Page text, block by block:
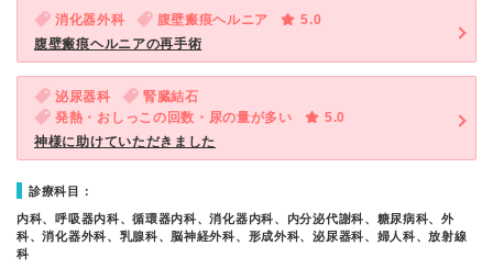
消化器外科 腹壁瘢痕ヘルニア
5.0
腹壁瘢痕ヘルニアの再手術
泌尿器科
腎臓結石
発熱・おしっこの回数・尿の量が多い
5.0
神様に助けていただきました
診療科目：
内科、呼吸器内科、循環器内科、消化器内科、内分泌代謝科、糖尿病科、外
科、消化器外科、乳腺科、脳神経外科、形成外科、泌尿器科、婦人科、放射線
科